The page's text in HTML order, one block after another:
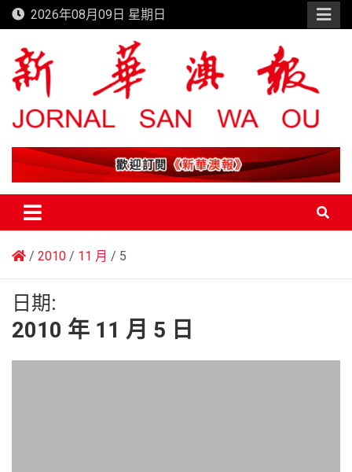
Skip
to
content
2026年08月09日 星期日
新華澳報
2010 11 月 5
日期:
2010 年 11 月 5 日